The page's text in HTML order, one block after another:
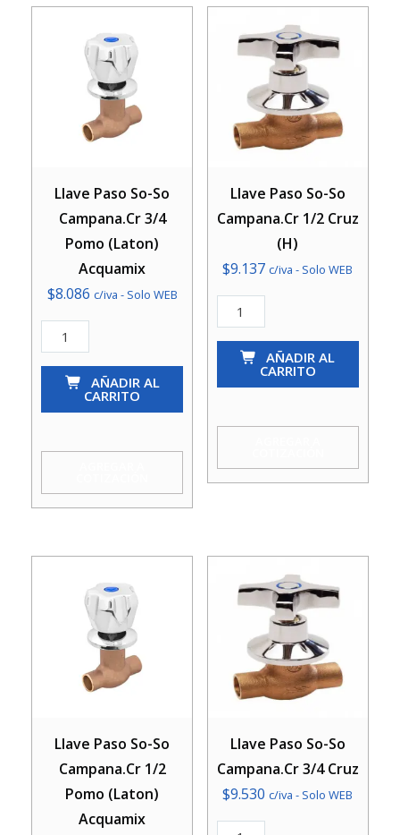
Llave Paso So-So
Campana.Cr 3/4
Pomo (Laton)
Acquamix
$8.086 c/iva - Solo WEB
Llave
Paso
3/4
(Laton)
cantidad
AÑADIR AL
CARRITO
Llave Paso So-So
Campana.Cr 1/2 Cruz
(H)
$9.137 c/iva - Solo WEB
Llave
Paso
1/2
(H)
AÑADIR AL
CARRITO
Llave Paso So-So
Campana.Cr 1/2
Pomo (Laton)
Acquamix
Llave Paso So-So
Campana.Cr 3/4 Cruz
$9.530 c/iva - Solo WEB